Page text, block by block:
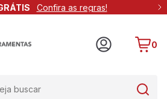
Confira as regras!
0